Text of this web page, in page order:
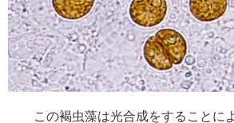
この褐虫藻は光合成をすることに